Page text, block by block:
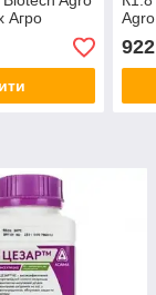
Агро
922